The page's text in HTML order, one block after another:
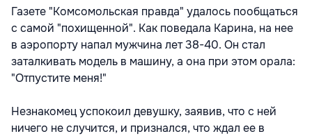
Газете "Комсомольская правда" удалось пообщаться
с самой "похищенной". Как поведала Карина, на нее
в аэропорту напал мужчина лет 38-40. Он стал
заталкивать модель в машину, а она при этом орала:
"Отпустите меня!"
Незнакомец успокоил девушку, заявив, что с ней
ничего не случится, и признался, что ждал ее в